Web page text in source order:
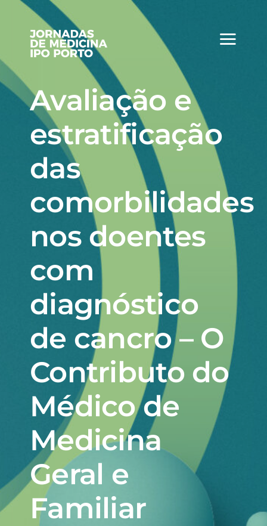
Skip
content
Avaliação e
estratificação
das
comorbilidades
nos doentes
com
diagnóstico
de cancro – O
Contributo do
Médico de
Medicina
Geral e
Familiar